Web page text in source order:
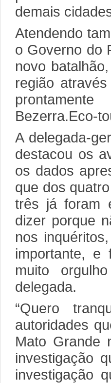
demais
Atendendo
o Governo do
novo
região
Bezerra.Eco-
A delegada-
destacou os
os dados
que dos
três já foram
dizer porque
nos
importante, e
muito
delegada.
“Quero
autoridades
Mato Grande
investigação
investigação